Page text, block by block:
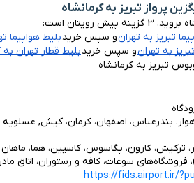
پرواز تبریز به کرمانشاه
رویتان است:
تبریز به تهران و سپس خرید بلیط هواپیما
به تهران و سپس خرید بلیط قطار تهران به
بندرعباس، اصفهان، کرمان، کیش, عسلویه
https://fids.airport.ir/